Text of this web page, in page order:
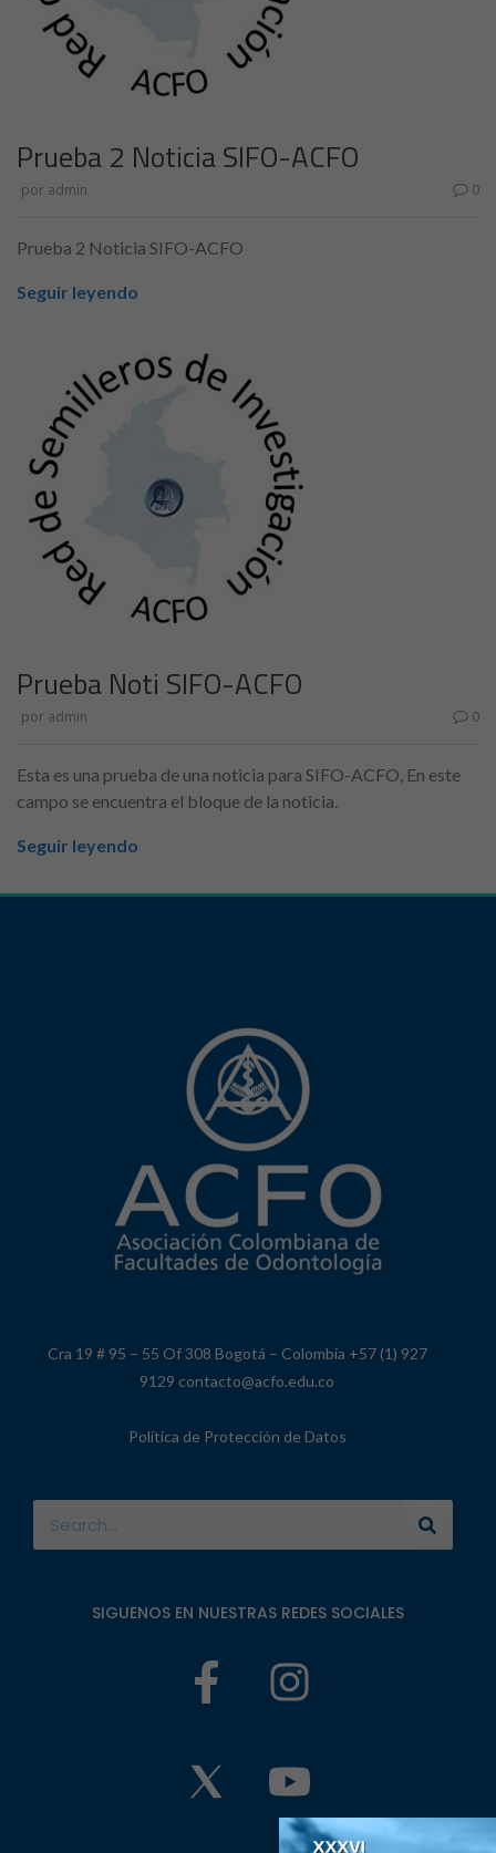
Prueba 2 Noticia SIFO-ACFO
por admin 0
Prueba 2 Noticia SIFO-ACFO
Seguir leyendo
Prueba Noti SIFO-ACFO
por admin 0
Esta es una prueba de una noticia para SIFO-ACFO, En este
campo se encuentra el bloque de la noticia.
Seguir leyendo
Cra 19 # 95 – 55 Of 308 Bogotá – Colombia +57 (1) 927
9129 contacto@acfo.edu.co
Política de Protección de Datos
SIGUENOS EN NUESTRAS REDES SOCIALES